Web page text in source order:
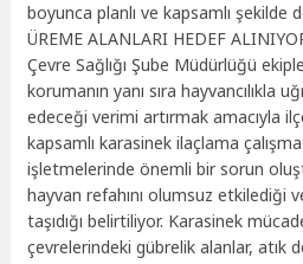
boyunca planlı ve kapsamlı şekilde
ÜREME ALANLARI HEDEF
Çevre Sağlığı Şube Müdürlüğü
korumanın yanı sıra hayvancılıkla
edeceği verimi artırmak amacıyla
kapsamlı karasinek ilaçlama
işletmelerinde önemli bir sorun
hayvan refahını olumsuz etkilediği
taşıdığı belirtiliyor. Karasinek
çevrelerindeki gübrelik alanlar, atık